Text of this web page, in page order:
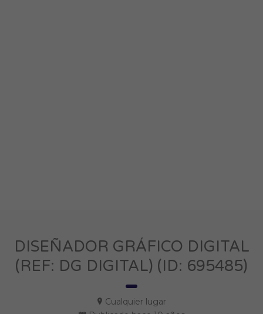
DISEÑADOR GRÁFICO DIGITAL
(REF: DG DIGITAL) (ID: 695485)
Cualquier lugar